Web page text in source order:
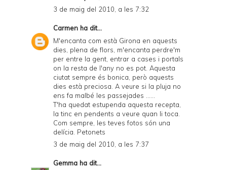
3 de maig del 2010, a les 7:32
Carmen ha dit...
M'encanta com està Girona en aquests
dies, plena de flors, m'encanta perdre'm
per entre la gent, entrar a cases i portals
on la resta de l'any no es pot. Aquesta
ciutat sempre és bonica, però aquests
dies està preciosa. A veure si la pluja no
ens fa malbé les passejades ......
T'ha quedat estupenda aquesta recepta,
la tinc en pendents a veure quan li toca.
Com sempre, les teves fotos són una
delícia. Petonets
3 de maig del 2010, a les 7:37
Gemma ha dit...